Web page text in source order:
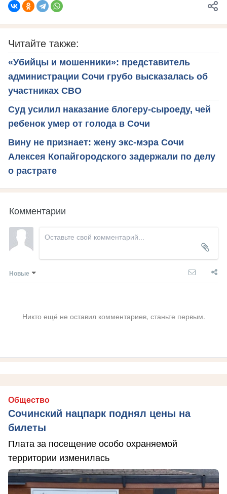
Читайте также:
«Убийцы и мошенники»: представитель
администрации Сочи грубо высказалась об
участниках СВО
Суд усилил наказание блогеру-сыроеду, чей
ребенок умер от голода в Сочи
Вину не признает: жену экс-мэра Сочи
Алексея Копайгородского задержали по делу
о растрате
Комментарии
Новые
Никто ещё не оставил комментариев, станьте первым.
Общество
Сочинский нацпарк поднял цены на
билеты
Плата за посещение особо охраняемой
территории изменилась